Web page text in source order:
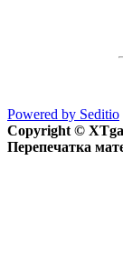
Powered by Seditio
Copyright ©
Перепечатка